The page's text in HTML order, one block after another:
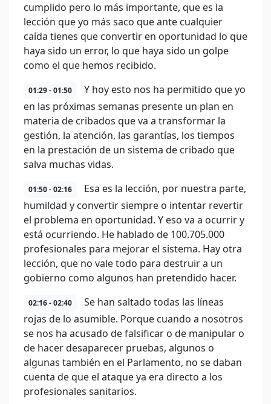
cumplido pero lo más importante, que es la
lección que yo más saco que ante cualquier
caída tienes que convertir en oportunidad lo que
haya sido un error, lo que haya sido un golpe
como el que hemos recibido.
01:29 - 01:50
Y hoy esto nos ha permitido que yo
en las próximas semanas presente un plan en
materia de cribados que va a transformar la
gestión, la atención, las garantías, los tiempos
en la prestación de un sistema de cribado que
salva muchas vidas.
01:50 - 02:16
Esa es la lección, por nuestra parte,
humildad y convertir siempre o intentar revertir
el problema en oportunidad. Y eso va a ocurrir y
está ocurriendo. He hablado de 100.705.000
profesionales para mejorar el sistema. Hay otra
lección, que no vale todo para destruir a un
gobierno como algunos han pretendido hacer.
02:16 - 02:40
Se han saltado todas las líneas
rojas de lo asumible. Porque cuando a nosotros
se nos ha acusado de falsificar o de manipular o
de hacer desaparecer pruebas, algunos o
algunas también en el Parlamento, no se daban
cuenta de que el ataque ya era directo a los
profesionales sanitarios.